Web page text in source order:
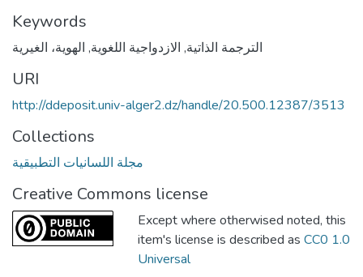
Keywords
الترجمة الذاتية, الازدواجية اللغوية, الهوية، الغيرية
URI
http://ddeposit.univ-alger2.dz/handle/20.500.12387/3513
Collections
مجلة اللسانيات التطبيقية
Creative Commons license
Except where otherwised noted, this
item's license is described as CC0 1.0
Universal